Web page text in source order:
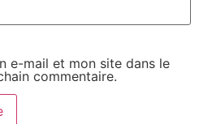
e-mail et mon site dans le
commentaire.